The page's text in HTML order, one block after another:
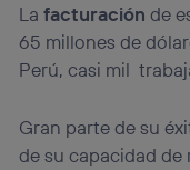
Lafacturaciónde
65 millones de
Perú, casi mil
Gran parte de su
de su capacidad
la política de